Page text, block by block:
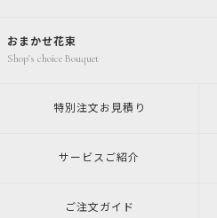
おまかせ花束
Shop's choice Bouquet
特別注文 お見積り
サービスご紹介
ご注文ガイド